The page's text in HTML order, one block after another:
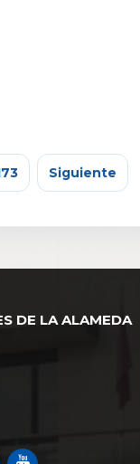
Siguiente
DE LA ALAMEDA
YouTube